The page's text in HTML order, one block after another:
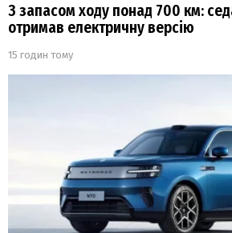
З запасом ходу понад 700 км:
отримав електричну версію
15 годин тому